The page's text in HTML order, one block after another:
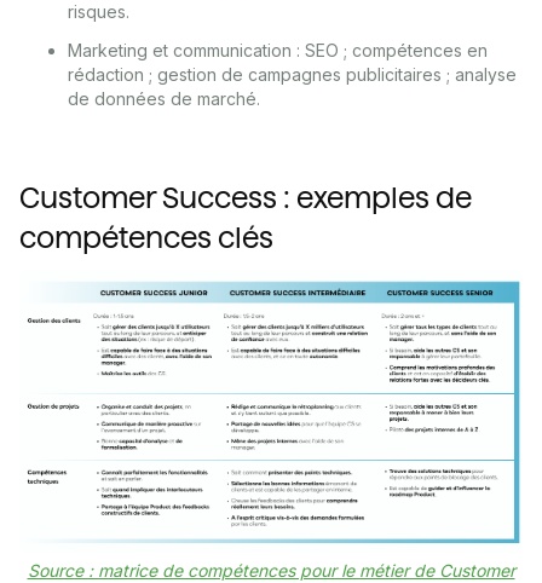
risques.
Marketing et communication : SEO ; compétences en
rédaction ; gestion de campagnes publicitaires ; analyse
de données de marché.
Customer Success : exemples de
compétences clés
Source : matrice de compétences pour le métier de Customer